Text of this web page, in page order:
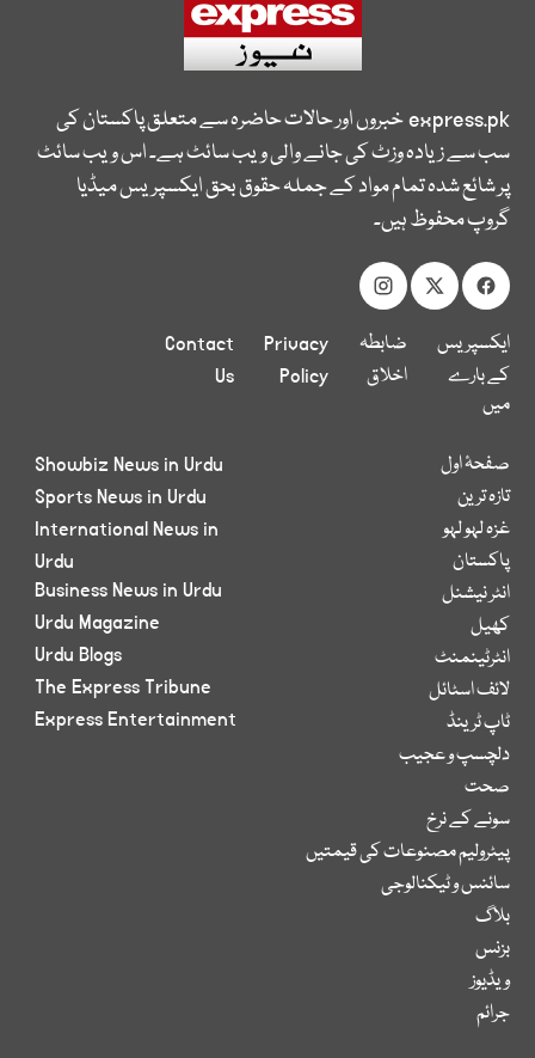
express.pkخبروں اور حالات حاضرہ سے متعلق پاکستان کی
سب سے زیادہ وزٹ کی جانے والی ویب سائٹ ہے۔ اس ویب سائٹ
پر شائع شدہ تمام مواد کے جملہ حقوق بحق ایکسپریس میڈیا
گروپ محفوظ ہیں۔
ایکسپریس
کے بارے
میں
ضابطہ
اخلاق
Privacy
Policy
Contact
Us
صفحۂ اول
تازہ ترین
غزہ لہو لہو
پاکستان
انٹر نیشنل
کھیل
انٹرٹینمنٹ
لائف اسٹائل
ٹاپ ٹرینڈ
دلچسپ و عجیب
صحت
سونے کے نرخ
پیٹرولیم مصنوعات کی قیمتیں
سائنس و ٹیکنالوجی
بلاگ
بزنس
ویڈیوز
جرائم
Showbiz News in Urdu
Sports News in Urdu
International News in
Urdu
Business News in Urdu
Urdu Magazine
Urdu Blogs
The Express Tribune
Express Entertainment